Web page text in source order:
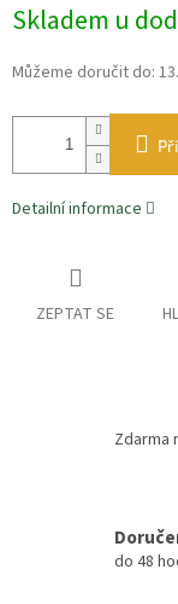
cena:
Skladem u
Můžeme doručit do:
Detailní informace
ZEPTAT SE
Zdarma
do 48